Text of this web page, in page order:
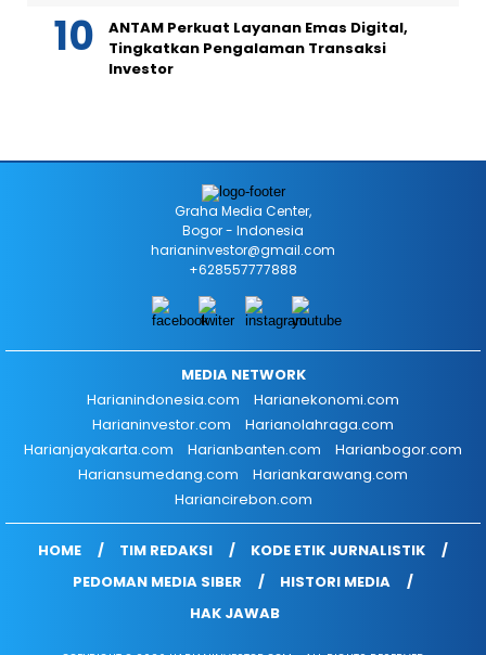
ANTAM Perkuat Layanan Emas Digital,
Tingkatkan Pengalaman Transaksi
Investor
Graha Media Center,
Bogor - Indonesia
harianinvestor@gmail.com
+628557777888
MEDIA NETWORK
Harianindonesia.com
Harianekonomi.com
Harianinvestor.com
Harianolahraga.com
Harianjayakarta.com
Harianbanten.com
Harianbogor.com
Hariansumedang.com
Hariankarawang.com
Hariancirebon.com
HOME TIM REDAKSI
KODE ETIK JURNALISTIK
PEDOMAN MEDIA SIBER
HISTORI MEDIA
HAK JAWAB